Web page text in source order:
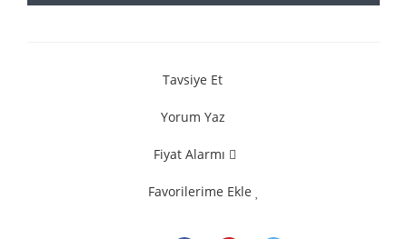
Tavsiye Et
Yorum Yaz
Fiyat Alarmı
Favorilerime Ekle